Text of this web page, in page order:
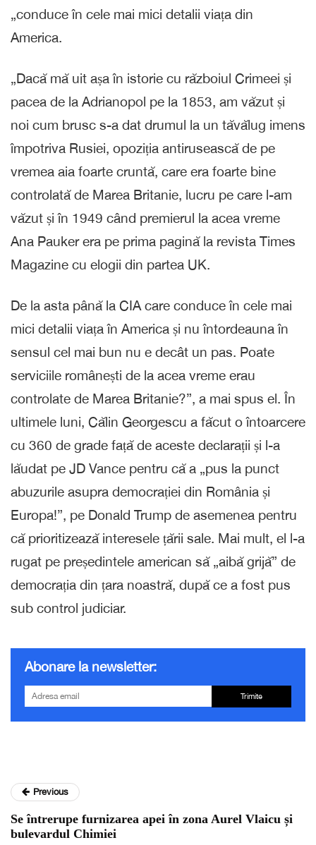
„conduce în cele mai mici detalii viața din
America.
„Dacă mă uit așa în istorie cu războiul Crimeei și
pacea de la Adrianopol pe la 1853, am văzut și
noi cum brusc s-a dat drumul la un tăvălug imens
împotriva Rusiei, opoziția antirusească de pe
vremea aia foarte cruntă, care era foarte bine
controlată de Marea Britanie, lucru pe care l-am
văzut și în 1949 când premierul la acea vreme
Ana Pauker era pe prima pagină la revista Times
Magazine cu elogii din partea UK.
De la asta până la CIA care conduce în cele mai
mici detalii viața în America și nu întordeauna în
sensul cel mai bun nu e decât un pas. Poate
serviciile românești de la acea vreme erau
controlate de Marea Britanie?”, a mai spus el. În
ultimele luni, Călin Georgescu a făcut o întoarcere
cu 360 de grade față de aceste declarații și l-a
lăudat pe JD Vance pentru că a „pus la punct
abuzurile asupra democrației din România și
Europa!”, pe Donald Trump de asemenea pentru
că prioritizează interesele țării sale. Mai mult, el l-a
rugat pe președintele american să „aibă grijă” de
democrația din țara noastră, după ce a fost pus
sub control judiciar.
Abonare la newsletter:
Trimite
Previous
Se întrerupe furnizarea apei în zona Aurel Vlaicu și
bulevardul Chimiei